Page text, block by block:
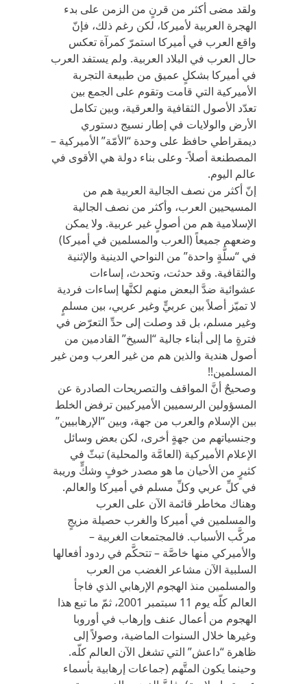
ولقد مضى أكثر من قرنٍ من الزمن على بدء
الهجرة العربية لأميركا، لكن رغم ذلك، فإنّ
واقع العرب في أميركا استمرّ كمرآة تعكس
حال العرب في البلاد العربية. ولم يستفد العرب
في أميركا بشكلٍ عميق من طبيعة التجربة
الأميركية التي قامت وتقوم على الجمع بين
تعدّد الأصول الثقافية والعرقية، وبين تكامل
الأرض والولايات في إطار نسيج دستوري
ديمقراطي حافظ على وحدة “الأمّة” الأميركية –
المصطنعة أصلاً- وعلى بناء دولة هي الأقوى في
عالم اليوم.
إنّ أكثر من نصف الجالية العربية هم من
المسيحيين العرب، وأكثر من نصف الجالية
الإسلامية هم من أصولٍ غير عربية. ولا يمكن
وضعهم جميعاً (العرب والمسلمين في أميركا)
في “سلَّةٍ واحدة” من النواحي الدينية والإثنية
والثقافية. وقد حدثت، وتحدث، إساءات
عشوائية ضدَّ البعض منهم لكنَّها إساءات فردية
لا تميّز أصلاً بين عربيٍّ وغير عربي، بين مسلمٍ
وغير مسلم، بل قد وصلت إلى حدِّ التعرّض في
فترةٍ ما إلى أبناء جالية “السيخ” القادمين من
أصول هندية والذين هم من غير العرب ومن غير
المسلمين!!
وصحيحٌ أنَّ المواقف والتصريحات الصادرة عن
المسؤولين الرسميين الأميركيين ترفض الخلط
بين الإسلام والعرب من جهة، وبين “الإرهابيين”
وجنسياتهم من جهةٍ أخرى، لكن بعض وسائل
الإعلام الأميركية (العامَّة والمحلية) تبثّ في
كثيرٍ من الأحيان ما هو مصدر خوفٍ وشكٍّ وريبة
في كلِّ عربي وكلِّ مسلم في أميركا والعالم.
وهناك مخاطر قائمة الآن على العرب
والمسلمين في أميركا والغرب حصيلة مزيجٍ
مركَّب الأسباب. فالمجتمعات الغربية –
والأميركي منها خاصَّة – تتحكَّم في ردود أفعالها
السلبية الآن مشاعر الغضب من العرب
والمسلمين منذ الهجوم الإرهابي الذي فاجأ
العالم كلّه يوم 11 سبتمبر 2001، ثمّ ما تبع هذا
الهجوم من أعمال عنف وإرهاب في أوروبا
وغيرها خلال السنوات الماضية، وصولاً إلى
ظاهرة “داعش” التي تشغل الآن العالم كلّه.
وحينما يكون المتَّهم (جماعات إرهابية بأسماء